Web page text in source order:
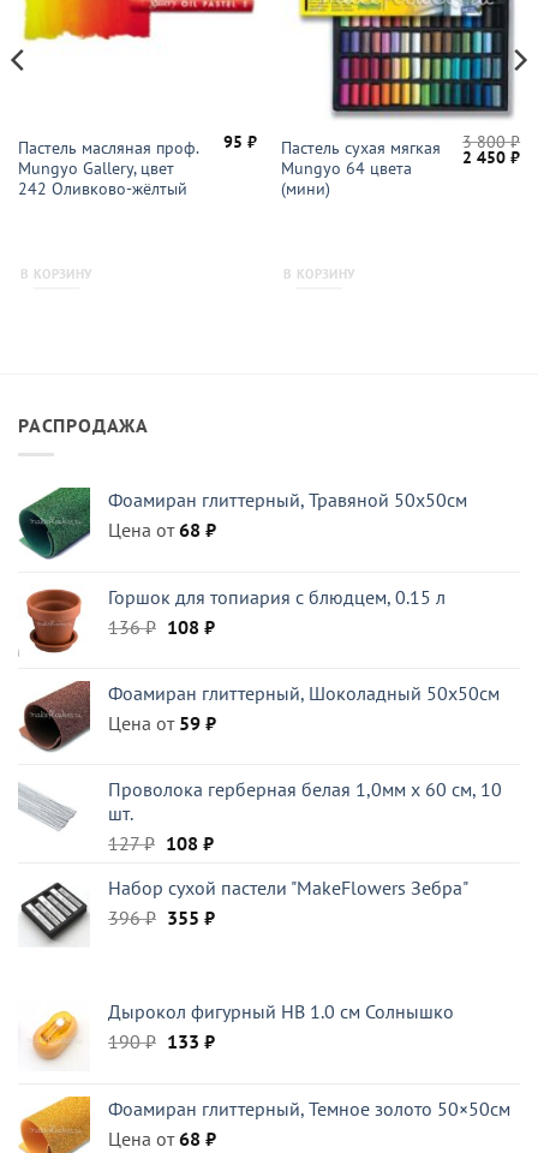
Пастель масляная проф.
Mungyo Gallery, цвет
242 Оливково-жёлтый
95₽
В КОРЗИНУ
Пастель сухая мягкая
Mungyo 64 цвета
(мини)
3 800₽
2 450₽
В КОРЗИНУ
₽.
РАСПРОДАЖА
Фоамиран глиттерный, Травяной 50x50см
Цена от68 ₽
Горшок для топиария с блюдцем, 0.15 л
136₽ Первоначальная
136 ₽.
108 ₽Текущая
Фоамиран глиттерный, Шоколадный 50x50см
Цена от 59 ₽
Проволока герберная белая 1,0мм x 60 см, 10
шт.
127₽ Первоначальная
составляла
127 ₽.
108 ₽Текущая
108 ₽.
Набор сухой пастели "MakeFlowers Зебра"
396₽ Первоначальная
355 ₽Текущая
Дырокол фигурный HB 1.0 см Солнышко
190₽ Первоначальная
190 ₽.
133 ₽Текущая
Фоамиран глиттерный, Темное золото 50×50см
Цена от68 ₽